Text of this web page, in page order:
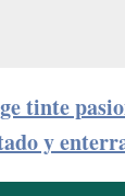
tinte
y